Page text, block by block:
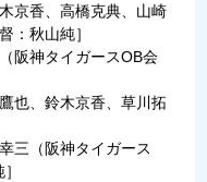
京香、高橋克典、山崎
：秋山純］
阪神タイガースOB会
也、鈴木京香、草川拓
三（阪神タイガース